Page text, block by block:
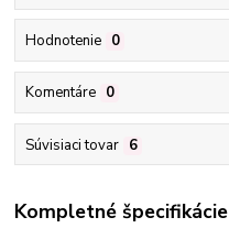
Hodnotenie 0
Komentáre 0
Súvisiaci tovar 6
Kompletné špecifikácie